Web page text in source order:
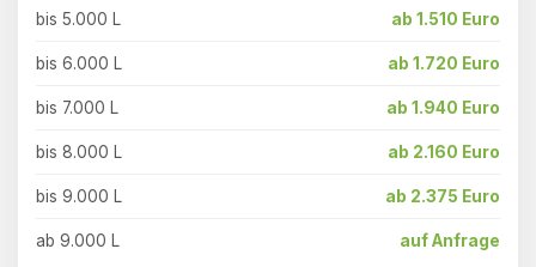
bis 5.000 L ab 1.510 Euro
bis 6.000 L ab 1.720 Euro
bis 7.000 L ab 1.940 Euro
bis 8.000 L ab 2.160 Euro
bis 9.000 L ab 2.375 Euro
ab 9.000 L auf Anfrage